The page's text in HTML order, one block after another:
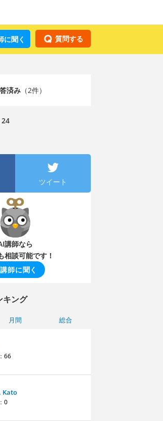
質問する
に聞く
済み（2件）
24
ツイート
講師なら
相談可能です！
師に聞く
キング
月間 総合
66
Kato
0